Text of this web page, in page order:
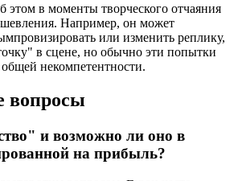
этом в моменты творческого отчаяния
Например, он может
или изменить реплику,
в сцене, но обычно эти попытки
некомпетентности.
вопросы
и возможно ли оно в
на прибыль?